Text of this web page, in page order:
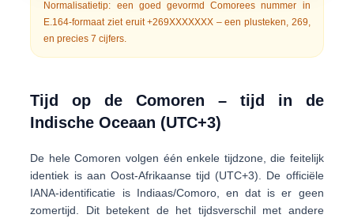
Normalisatietip: een goed gevormd Comorees nummer in
E.164-formaat ziet eruit+269XXXXXXX – een plusteken, 269,
en precies7 cijfers.
Tijd op de Comoren – tijd in de
Indische Oceaan (UTC+3)
De hele Comoren volgen één enkele tijdzone, die feitelijk
identiek is aan Oost-Afrikaanse tijd (UTC+3) . De officiële
IANA-identificatie is Indiaas/Comoro, en dat is er geen
zomertijd . Dit betekent de het tijdsverschil met andere